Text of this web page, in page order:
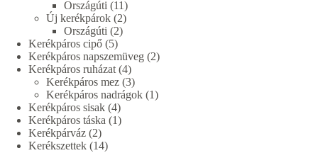
termék
Országúti 1111
termék
Új kerékpárok 22
termék
Országúti 22
Kerékpáros cipő 55
termék
Kerékpáros napszemüveg 22
Kerékpáros ruházat 44
termék
Kerékpáros mez 33
termék
Kerékpáros nadrágok 11
Kerékpáros sisak 44
termék
Kerékpáros táska 11
Kerékpárváz 22
termék
Kerékszettek 1414